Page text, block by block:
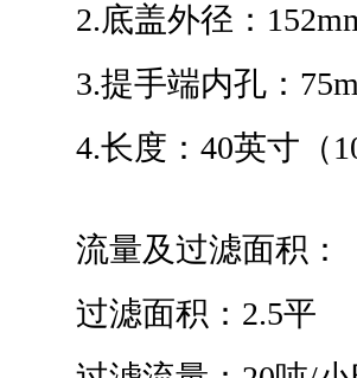
2.底盖外径：
3.提手端内孔：
4.长度：40英寸（
流量及过滤面积：
过滤面积：2.5平